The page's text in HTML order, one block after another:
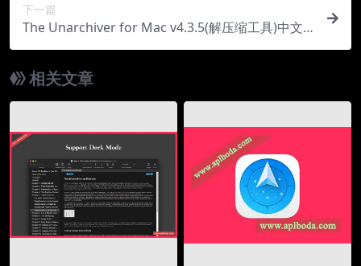
下一篇
The Unarchiver for Mac v4.3.5(解压缩工具)中文
版
相关文章